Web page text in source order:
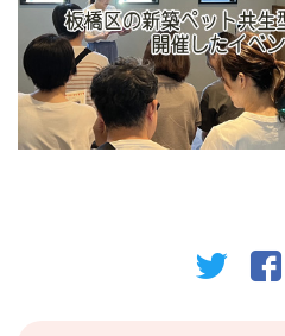
twitter